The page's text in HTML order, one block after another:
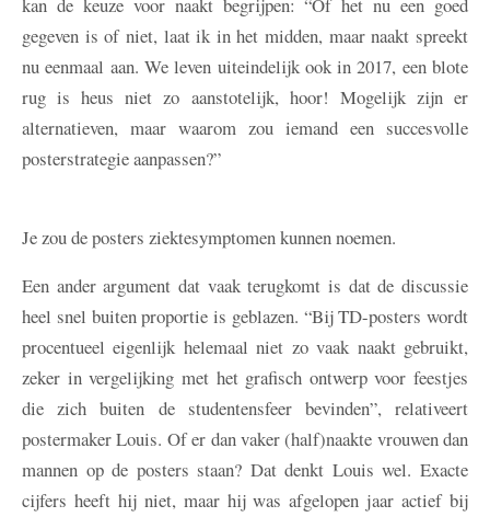
kan de keuze voor naakt begrijpen: “Of het nu een goed
gegeven is of niet, laat ik in het midden, maar naakt spreekt
nu eenmaal aan. We leven uiteindelijk ook in 2017, een blote
rug is heus niet zo aanstotelijk, hoor! Mogelijk zijn er
alternatieven, maar waarom zou iemand een succesvolle
posterstrategie aanpassen?”
Je zou de posters ziektesymptomen kunnen noemen.
Een ander argument dat vaak terugkomt is dat de discussie
heel snel buiten proportie is geblazen. “Bij TD-posters wordt
procentueel eigenlijk helemaal niet zo vaak naakt gebruikt,
zeker in vergelijking met het grafisch ontwerp voor feestjes
die zich buiten de studentensfeer bevinden”, relativeert
postermaker Louis. Of er dan vaker (half)naakte vrouwen dan
mannen op de posters staan? Dat denkt Louis wel. Exacte
cijfers heeft hij niet, maar hij was afgelopen jaar actief bij